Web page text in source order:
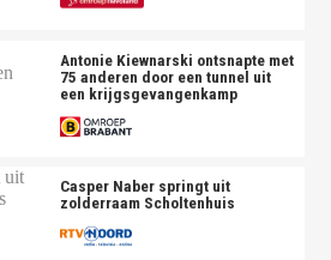
Antonie Kiewnarski ontsnapte met
75 anderen door een tunnel uit
een krijgsgevangenkamp
Casper Naber springt uit
zolderraam Scholtenhuis